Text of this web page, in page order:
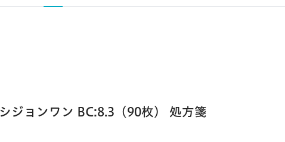
ジョンワン BC:8.3（90枚） 処方箋